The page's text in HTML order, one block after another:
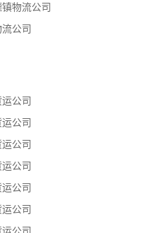
物流公司
公司
公司
公司
公司
公司
公司
公司
公司